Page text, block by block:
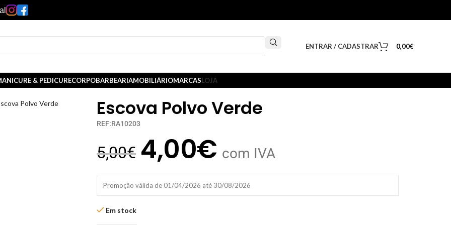
ENTRAR / CADASTRAR 0,00€
& PEDICURECORPOBARBEARIAMOBILIÁRIOMARCASLOJA
Polvo Verde Escova Polvo Verde
REF:RA10203
5,00€ 4,00€ com IVA
Promoção válida de 01/04/2026 até 30/08/2026
Em stock